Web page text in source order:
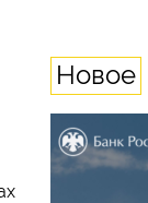
Новое